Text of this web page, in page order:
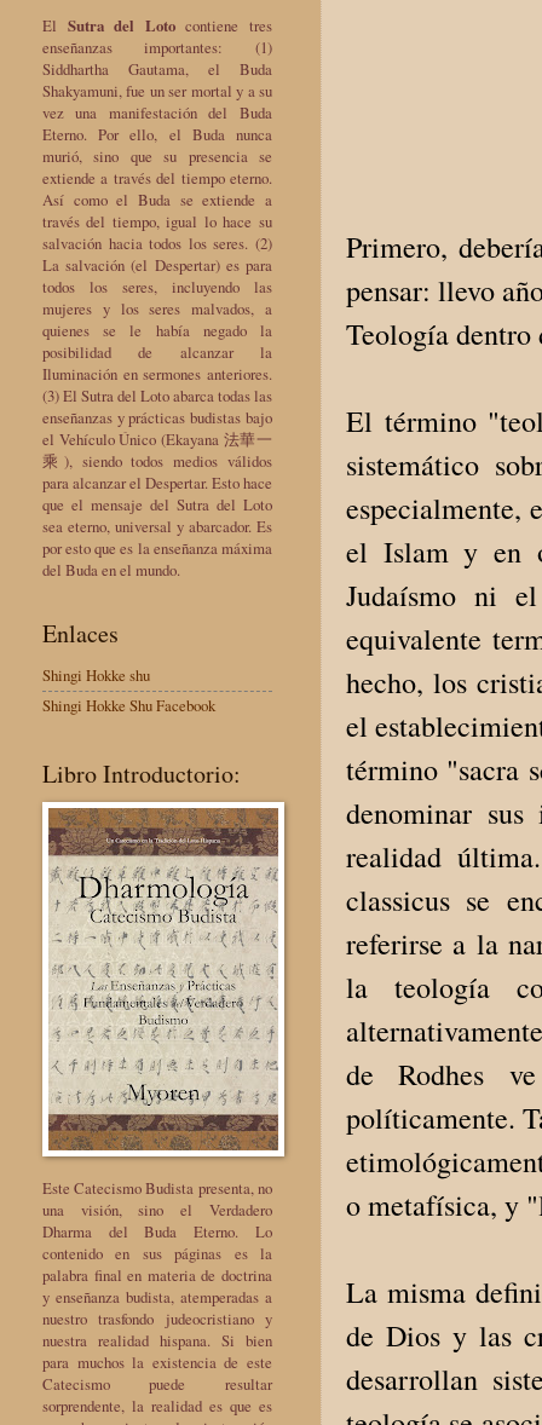
Primero,
pensar: llevo
Teología
El término
sistemático
especialmente,
el Islam y en
Judaísmo ni
equivalente
hecho, los
el
término "sacra
denominar
realidad
classicus se
referirse a la
la teología
de Rodhes
políticamente.
o metafísica, y
La misma
de Dios y las
desarrollan
El Sutra del Lotocontiene tres
enseñanzas importantes: (1)
Siddhartha Gautama, el Buda
Shakyamuni, fue un ser mortal y a su
vez una manifestación del Buda
Eterno. Por ello, el Buda nunca
murió, sino que su presencia se
extiende a través del tiempo eterno.
Así como el Buda se extiende a
través del tiempo, igual lo hace su
salvación hacia todos los seres. (2)
La salvación (el Despertar) es para
todos los seres, incluyendo las
mujeres y los seres malvados, a
quienes se le había negado la
posibilidad de alcanzar la
Iluminación en sermones anteriores.
(3) El Sutra del Loto abarca todas las
enseñanzas y prácticas budistas bajo
el Vehículo Único (Ekayana 法華一
乘), siendo todos medios válidos
para alcanzar el Despertar. Esto hace
que el mensaje del Sutra del Loto
sea eterno, universal y abarcador. Es
por esto que es la enseñanza máxima
del Buda en el mundo.
Enlaces
Shingi Hokke shu
Shingi Hokke Shu Facebook
Libro Introductorio:
Este Catecismo Budista presenta, no
una visión, sino el Verdadero
Dharma del Buda Eterno. Lo
contenido en sus páginas es la
palabra final en materia de doctrina
y enseñanza budista, atemperadas a
nuestro trasfondo judeocristiano y
nuestra realidad hispana. Si bien
para muchos la existencia de este
Catecismo puede resultar
sorprendente, la realidad es que es